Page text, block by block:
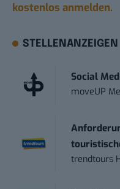
kostenlos anmelden.
STELLENANZEIGEN
Social
moveUP
trendtours